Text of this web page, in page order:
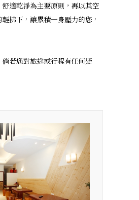
適乾淨為主要原則，再以其空
拂下，讓累積一身壓力的您，
若您對旅途或行程有任何疑